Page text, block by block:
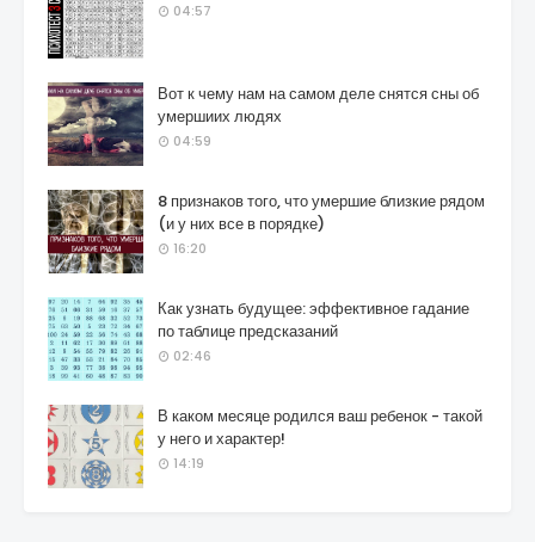
04:57
Вот к чему нам на самом деле снятся сны об
умершиих людях
04:59
8 признаков того, что умершие близкие рядом
(и у них все в порядке)
16:20
Как узнать будущее: эффективное гадание
по таблице предсказаний
02:46
В каком месяце родился ваш ребенок - такой
у него и характер!
14:19